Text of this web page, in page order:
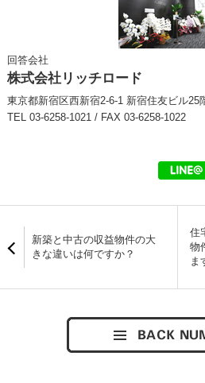
回答会社
株式会社リッチロード
東京都新宿区西新宿2-6-1 新宿住友ビル25
TEL 03-6258-1021 / FAX 03-6258-1022
新築と中古の収益物件の大
きな違いは何ですか？
住
物
ま